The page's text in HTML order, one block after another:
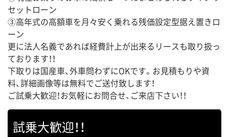
セットローン
③高年式の高額車を月々安く乗れる残価設定型据え置きロ
ーン
更に法人名義であれば経費計上が出来るリースも取り扱っ
ております！！
下取りは国産車、外車問わずにOKです。お見積もりや資
料、詳細画像等は無料でご送付致します！
ご試乗大歓迎！お気軽にお問合せ、ご来店下さい！！
試乗大歓迎！！